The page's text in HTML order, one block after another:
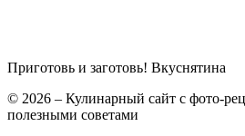
Приготовь и заготовь! Вкуснятина
© 2026 – Кулинарный сайт с фото-
полезными советами